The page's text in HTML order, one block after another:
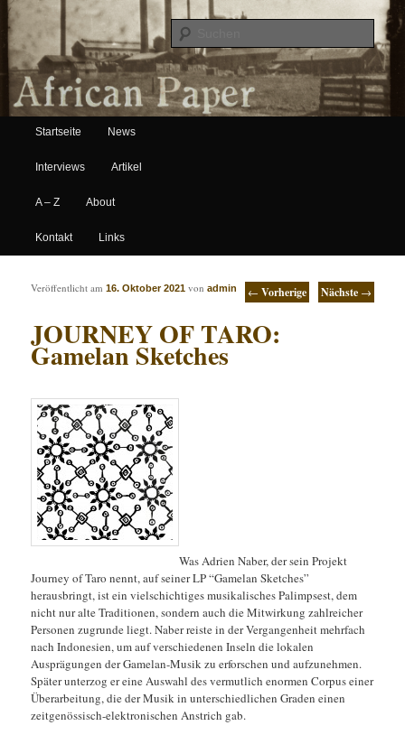
African Paper
Hauptmenü
Zum Inhalt wechseln
Zum sekundären Inhalt wechseln
Startseite News
Interviews Artikel
A – Z About
Kontakt Links
Artikelnavigation ← Vorherige Nächste →
JOURNEY OF TARO:
Gamelan Sketches
Veröffentlicht am16. Oktober 2021 vonadmin
Was Adrien Naber, der sein Projekt
Journey of Taro nennt, auf seiner LP “Gamelan Sketches”
herausbringt, ist ein vielschichtiges musikalisches Palimpsest, dem
nicht nur alte Traditionen, sondern auch die Mitwirkung zahlreicher
Personen zugrunde liegt. Naber reiste in der Vergangenheit mehrfach
nach Indonesien, um auf verschiedenen Inseln die lokalen
Ausprägungen der Gamelan-Musik zu erforschen und aufzunehmen.
Später unterzog er eine Auswahl des vermutlich enormen Corpus einer
Überarbeitung, die der Musik in unterschiedlichen Graden einen
zeitgenössisch-elektronischen Anstrich gab.